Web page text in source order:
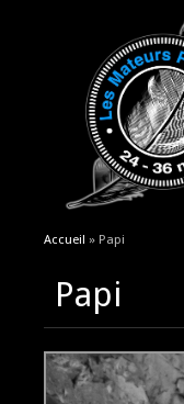
Vous êtes ici
Accueil » Papi
Papi